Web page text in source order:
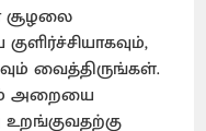
சூழலை
வைத்திருங்கள்.
அறையை